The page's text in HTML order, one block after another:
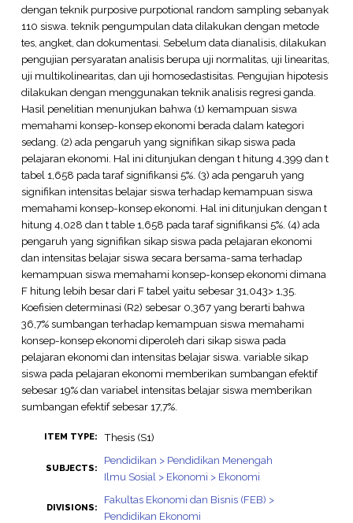
dengan teknik purposive purpotional random sampling sebanyak
110 siswa. teknik pengumpulan data dilakukan dengan metode
tes, angket, dan dokumentasi. Sebelum data dianalisis, dilakukan
pengujian persyaratan analisis berupa uji normalitas, uji linearitas,
uji multikolinearitas, dan uji homosedastisitas. Pengujian hipotesis
dilakukan dengan menggunakan teknik analisis regresi ganda.
Hasil penelitian menunjukan bahwa (1) kemampuan siswa
memahami konsep-konsep ekonomi berada dalam kategori
sedang. (2) ada pengaruh yang signifikan sikap siswa pada
pelajaran ekonomi. Hal ini ditunjukan dengan t hitung 4,399 dan t
tabel 1,658 pada taraf signifikansi 5%. (3) ada pengaruh yang
signifikan intensitas belajar siswa terhadap kemampuan siswa
memahami konsep-konsep ekonomi. Hal ini ditunjukan dengan t
hitung 4,028 dan t table 1,658 pada taraf signifikansi 5%. (4) ada
pengaruh yang signifikan sikap siswa pada pelajaran ekonomi
dan intensitas belajar siswa secara bersama-sama terhadap
kemampuan siswa memahami konsep-konsep ekonomi dimana
F hitung lebih besar dari F tabel yaitu sebesar 31,043> 1,35.
Koefisien determinasi (R2) sebesar 0,367 yang berarti bahwa
36,7% sumbangan terhadap kemampuan siswa memahami
konsep-konsep ekonomi diperoleh dari sikap siswa pada
pelajaran ekonomi dan intensitas belajar siswa. variable sikap
siswa pada pelajaran ekonomi memberikan sumbangan efektif
sebesar 19% dan variabel intensitas belajar siswa memberikan
sumbangan efektif sebesar 17,7%.
ITEM TYPE: Thesis (S1)
SUBJECTS:
Pendidikan > Pendidikan Menengah
Ilmu Sosial > Ekonomi > Ekonomi
DIVISIONS:
Fakultas Ekonomi dan Bisnis (FEB) >
Pendidikan Ekonomi